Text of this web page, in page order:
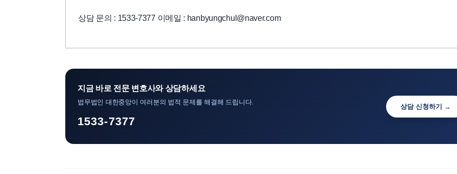
상담 문의 : 1533-7377 이메일 : hanbyungchul@naver.com
지금 바로 전문 변호사와 상담하세요
법무법인 대한중앙이 여러분의 법적 문제를 해결해 드립니다.
1533-7377
상담 신청하기 →